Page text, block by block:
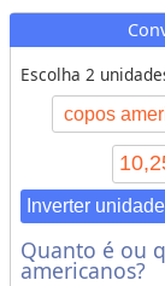
r
i
a
n
v
e
130csp, 8,11
csb, 43,3cpm,
cc, 0,00195m³,
0,0688ft³, 119
Escolha 2
Inverter
Quanto é ou
americanos?